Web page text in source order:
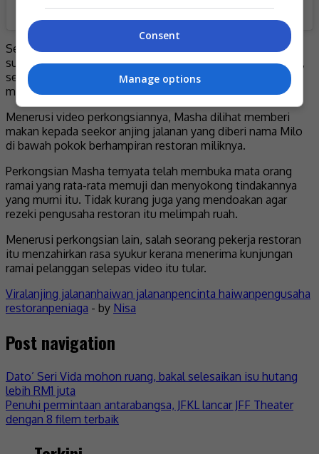
A post shared by Salai Star (@salaistar_)
Sehubungan dengan itu, Masha menyeru orang ramai
supaya bersikap lebih terbuka dan tidak cepat menghakimi,
serta mengingatkan bahawa setiap perbuatan baik akan
mendapat ganjaran pahala.
Menerusi video perkongsiannya, Masha dilihat memberi
makan kepada seekor anjing jalanan yang diberi nama Milo
di bawah pokok berhampiran restoran miliknya.
Perkongsian Masha ternyata telah membuka mata orang
ramai yang rata-rata memuji dan menyokong tindakannya
yang murni itu. Tidak kurang juga yang mendoakan agar
rezeki pengusaha restoran itu melimpah ruah.
Menerusi perkongsian lain, salah seorang pekerja restoran
itu menzahirkan rasa syukur kerana menerima kunjungan
ramai pelanggan selepas video itu tular.
Viralanjing jalananhaiwan jalananpencinta haiwanpengusaha
restoranpeniaga - by Nisa
Post navigation
Dato’ Seri Vida mohon ruang, bakal selesaikan isu hutang
lebih RM1 juta
Penuhi permintaan antarabangsa, JFKL lancar JFF Theater
dengan 8 filem terbaik
Consent
Manage options